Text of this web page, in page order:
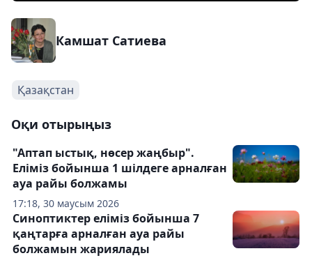
Камшат Сатиева
Қазақстан
Оқи отырыңыз
17:18, 30 маусым 2026
"Аптап ыстық, нөсер жаңбыр".
Еліміз бойынша 1 шілдеге арналған
ауа райы болжамы
Синоптиктер еліміз бойынша 7
қаңтарға арналған ауа райы
болжамын жариялады